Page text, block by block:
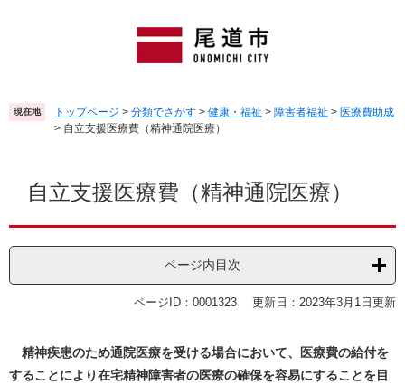
頭
で
飛
ば
現在地 トップページ > 分類でさがす > 健康・福祉 > 障害者福祉 > 医療費助成
> 自立支援医療費（精神通院医療）
自立支援医療費（精神通院医療）
ページ内目次
ページID：0001323 更新日：2023年3月1日更新
精神疾患のため通院医療を受ける場合において、医療費の給付を
することにより在宅精神障害者の医療の確保を容易にすることを目